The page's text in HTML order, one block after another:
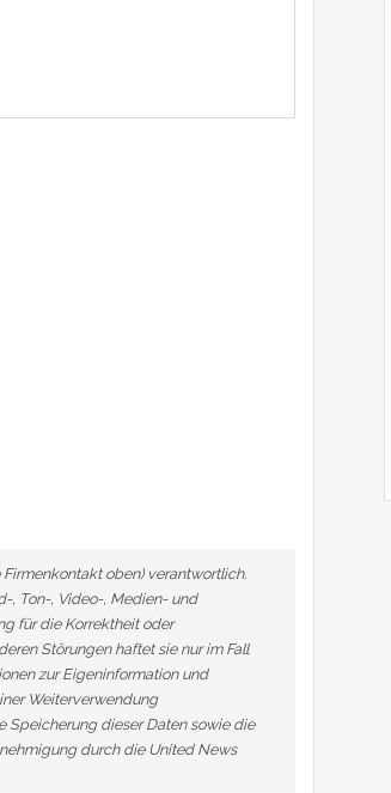
oben) verantwortlich.
, Ton-, Video-, Medien- und
für die Korrektheit oder
Störungen haftet sie nur im Fall
zur Eigeninformation und
Weiterverwendung
Speicherung dieser Daten sowie die
durch die United News